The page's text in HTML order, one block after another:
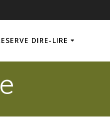
DIRE-LIRE